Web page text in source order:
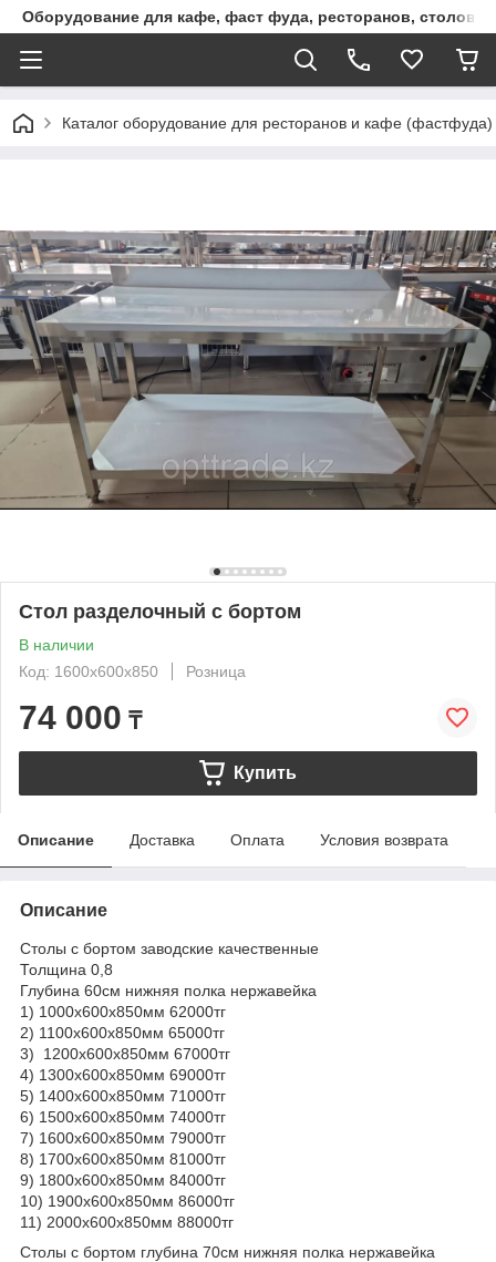
Оборудование для кафе, фаст фуда, ресторанов,
Каталог оборудование для ресторанов и кафе (фастфуда)
Стол разделочный с бортом
В наличии
Код: 1600х600х850
Розница
74 000 ₸
Купить
Описание Доставка Оплата Условия возврата
Описание
Столы с бортом заводские качественные
Толщина 0,8
Глубина 60см нижняя полка нержавейка
1) 1000х600х850мм 62000тг
2) 1100х600х850мм 65000тг
3) 1200х600х850мм 67000тг
4) 1300х600х850мм 69000тг
5) 1400х600х850мм 71000тг
6) 1500х600х850мм 74000тг
7) 1600х600х850мм 79000тг
8) 1700х600х850мм 81000тг
9) 1800х600х850мм 84000тг
10) 1900х600х850мм 86000тг
11) 2000х600х850мм 88000тг
Столы с бортом глубина 70см нижняя полка нержавейка